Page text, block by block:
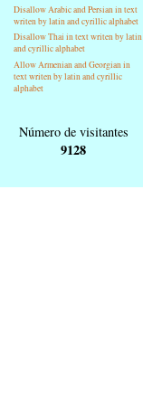
Disallow Arabic and Persian in text
writen by latin and cyrillic alphabet
Disallow Thai in text writen by latin
and cyrillic alphabet
Allow Armenian and Georgian in
text writen by latin and cyrillic
alphabet
Número de visitantes
9128